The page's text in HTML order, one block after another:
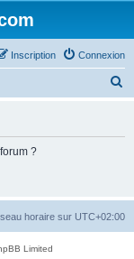
Connexion
Inscription
h
?
horaire sur UTC+02:00
Limited